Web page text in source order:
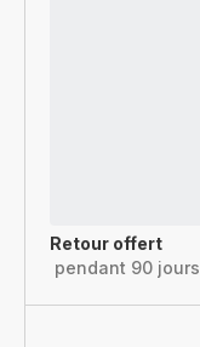
Retour offert
pendant 90 jours